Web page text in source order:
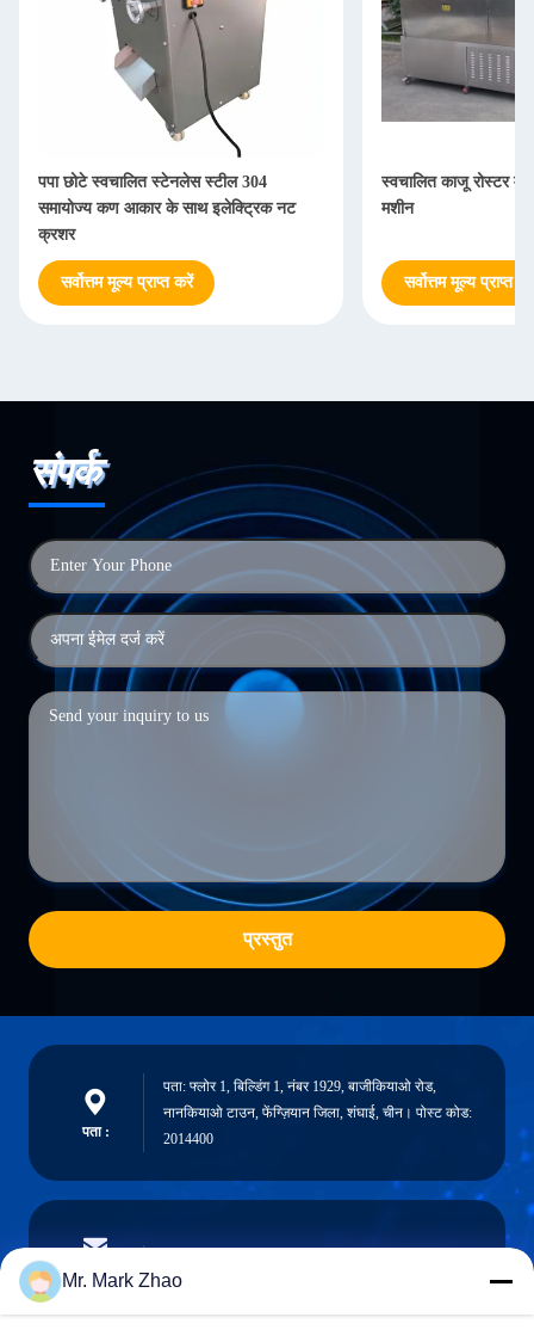
पपा छोटे स्वचालित स्टेनलेस स्टील 304
समायोज्य कण आकार के साथ इलेक्ट्रिक नट
क्रशर
सर्वोत्तम मूल्य प्राप्त करें
स्वचालित काजू रोस्टर
मशीन
सर्वोत्तम मूल्य प्राप्त
संपर्क
प्रस्तुत
पता :
पता: फ्लोर 1, बिल्डिंग 1, नंबर 1929, बाजीकियाओ रोड,
नानकियाओ टाउन, फेंग्ज़ियान जिला, शंघाई, चीन। पोस्ट कोड:
2014400
ईमेल
Mr. Mark Zhao